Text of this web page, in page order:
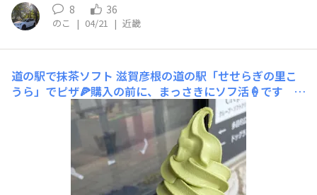
8 36
のこ | 04/21 | 近畿
道の駅で抹茶ソフト 滋賀彦根の道の駅「せせらぎの里こ
うら」でピザ🍕購入の前に、まっさきにソフ活🍦です こ
のために来たといっても過言ではありません😋抹茶ソフ
トですここの「ほうじ茶ソフト」、 くまこ さんが投稿で
紹介されてから、ずっと来たかったのですほうじ茶の時期
は過ぎて抹茶ソフトになっていました😅